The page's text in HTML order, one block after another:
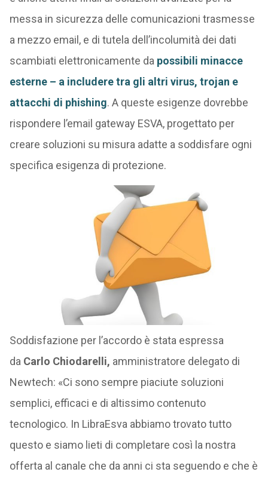
messa in sicurezza delle comunicazioni trasmesse
a mezzo email, e di tutela dell’incolumità dei dati
scambiati elettronicamente da possibili minacce
esterne – a includere tra gli altri virus, trojan e
attacchi di phishing. A queste esigenze dovrebbe
rispondere l’email gateway ESVA, progettato per
creare soluzioni su misura adatte a soddisfare ogni
specifica esigenza di protezione.
Soddisfazione per l’accordo è stata espressa
da Carlo Chiodarelli, amministratore delegato di
Newtech: «Ci sono sempre piaciute soluzioni
semplici, efficaci e di altissimo contenuto
tecnologico. In LibraEsva abbiamo trovato tutto
questo e siamo lieti di completare così la nostra
offerta al canale che da anni ci sta seguendo e che è